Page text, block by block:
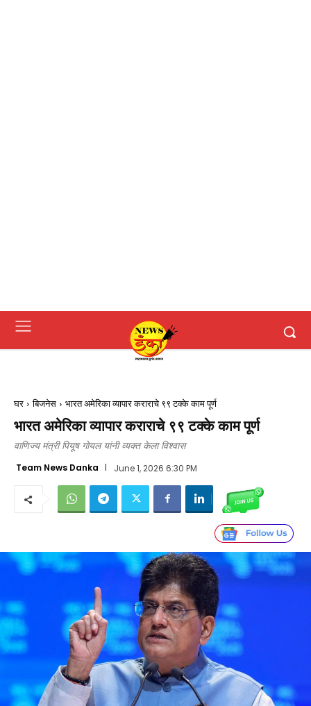
घर बिजनेस भारत अमेरिका व्यापार कराराचे ९९ टक्के काम पूर्ण
भारत अमेरिका व्यापार कराराचे ९९ टक्के काम पूर्ण
वाणिज्य मंत्री पियूष गोयल यांनी व्यक्त केला विश्वास
Team News Danka June 1, 2026 6:30 PM